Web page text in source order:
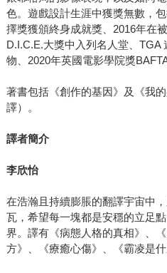
色。遊戲設計生涯中獲獎無數，
擇獎獲頒終身成就獎、2016年在
D.I.C.E.大獎中入列名人堂、TGA
物、2020年英國電影學院獎
著書包括《創作的基因》及《我
譯）。
譯者簡介
李欣怡
在浩瀚且持續膨脹的翻譯宇宙中
瓦，希望每一塊都是安穩的立足
界。譯有《病態人格的真相》、
方》、《療癒心傷》、《霸凌是什